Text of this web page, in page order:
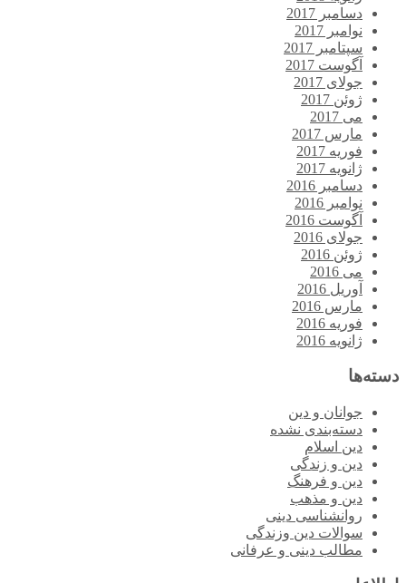
دسامبر 2017
نوامبر 2017
سپتامبر 2017
آگوست 2017
جولای 2017
ژوئن 2017
می 2017
مارس 2017
فوریه 2017
ژانویه 2017
دسامبر 2016
نوامبر 2016
آگوست 2016
جولای 2016
ژوئن 2016
می 2016
آوریل 2016
مارس 2016
فوریه 2016
ژانویه 2016
دسته‌ها
جوانان و دین
دسته‌بندی نشده
دین اسلام
دین و زندگی
دین و فرهنگ
دین و مذهب
روانشناسی دینی
سوالات دین وزندگی
مطالب دینی و عرفانی